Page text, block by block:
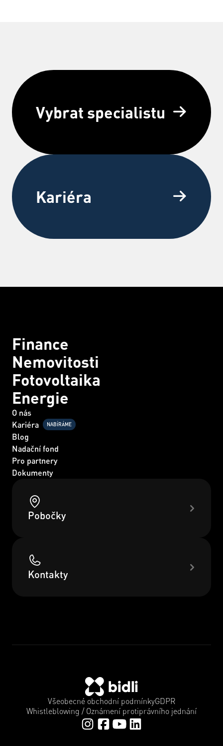
Vybrat specialistu
Kariéra
Finance
Nemovitosti
Fotovoltaika
Energie
O nás
Kariéra
NABÍRÁME
Blog
Nadační fond
Pro partnery
Dokumenty
Pobočky
Kontakty
Všeobecné obchodní podmínkyGDPR
Whistleblowing / Oznámení protiprávního jednání